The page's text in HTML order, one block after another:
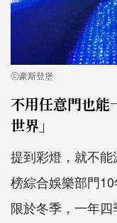
ⓒ豪斯登堡
不用任意門也能
世界」
提到彩燈，就不
榜綜合娛樂部門
限於冬季，一年